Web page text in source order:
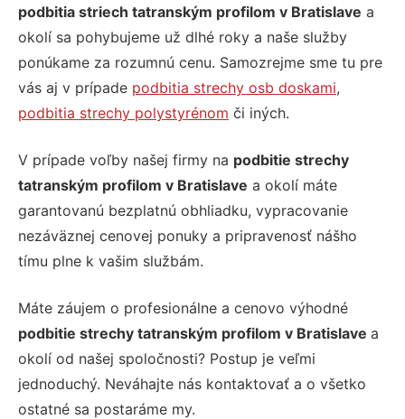
podbitia striech tatranským profilom v Bratislave a
okolí sa pohybujeme už dlhé roky a naše služby
ponúkame za rozumnú cenu. Samozrejme sme tu pre
vás aj v prípade podbitia strechy osb doskami,
podbitia strechy polystyrénom či iných.
V prípade voľby našej firmy na podbitie strechy
tatranským profilom v Bratislave a okolí máte
garantovanú bezplatnú obhliadku, vypracovanie
nezáväznej cenovej ponuky a pripravenosť nášho
tímu plne k vašim službám.
Máte záujem o profesionálne a cenovo výhodné
podbitie strechy tatranským profilom v Bratislave a
okolí od našej spoločnosti? Postup je veľmi
jednoduchý. Neváhajte nás kontaktovať a o všetko
ostatné sa postaráme my.